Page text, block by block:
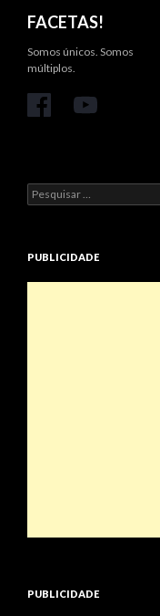
FACETAS!
Somos únicos. Somos
múltiplos.
Pesquisar
por:
PUBLICIDADE
PUBLICIDADE